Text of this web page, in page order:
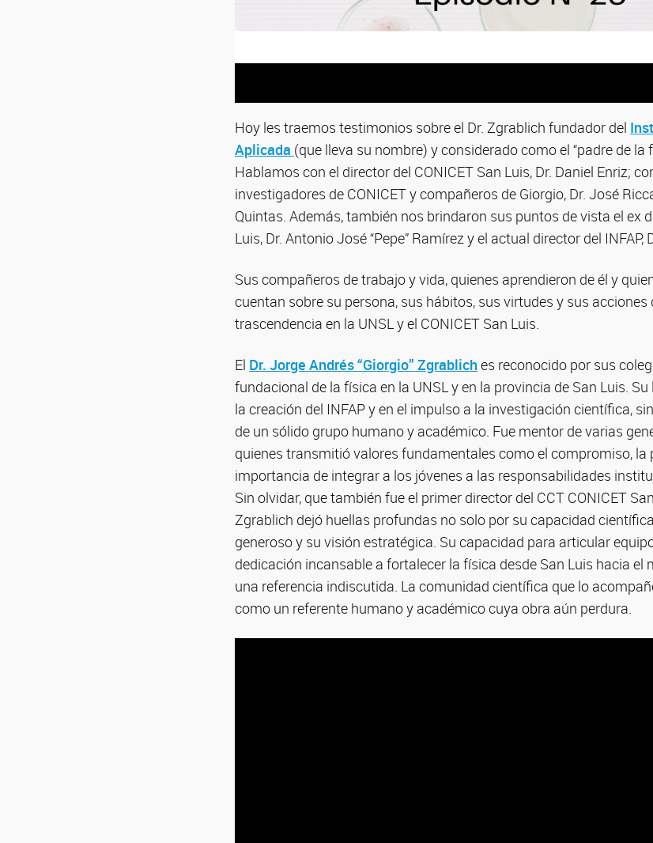
Hoy les traemos testimonios sobre el Dr. Zgrablich fundador del
Aplicada (que lleva su nombre) y considerado como el “padre de la
Hablamos con el director del CONICET San Luis, Dr. Daniel Enriz;
investigadores de CONICET y compañeros de Giorgio, Dr. José
Quintas. Además, también nos brindaron sus puntos de vista el ex
Luis, Dr. Antonio José “Pepe” Ramírez y el actual director del INFAP,
Sus compañeros de trabajo y vida, quienes aprendieron de él y
cuentan sobre su persona, sus hábitos, sus virtudes y sus acciones
trascendencia en la UNSL y el CONICET San Luis.
El Dr. Jorge Andrés “Giorgio” Zgrabliches reconocido por sus
fundacional de la física en la UNSL y en la provincia de San Luis.
la creación del INFAP y en el impulso a la investigación científica,
de un sólido grupo humano y académico. Fue mentor de varias
quienes transmitió valores fundamentales como el compromiso, la
importancia de integrar a los jóvenes a las responsabilidades
Sin olvidar, que también fue el primer director del CCT CONICET
Zgrablich dejó huellas profundas no solo por su capacidad
generoso y su visión estratégica. Su capacidad para articular
dedicación incansable a fortalecer la física desde San Luis hacia el
una referencia indiscutida. La comunidad científica que lo
como un referente humano y académico cuya obra aún perdura.